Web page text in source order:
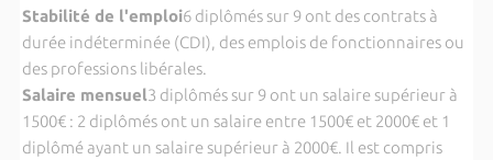
Stabilité de l'emploi6 diplômés sur 9 ont des contrats à
durée indéterminée (CDI), des emplois de fonctionnaires ou
des professions libérales.
Salaire mensuel3 diplômés sur 9 ont un salaire supérieur à
1500€ : 2 diplômés ont un salaire entre 1500€ et 2000€ et 1
diplômé ayant un salaire supérieur à 2000€. Il est compris